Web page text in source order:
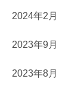
2024年2月
2023年9月
2023年8月